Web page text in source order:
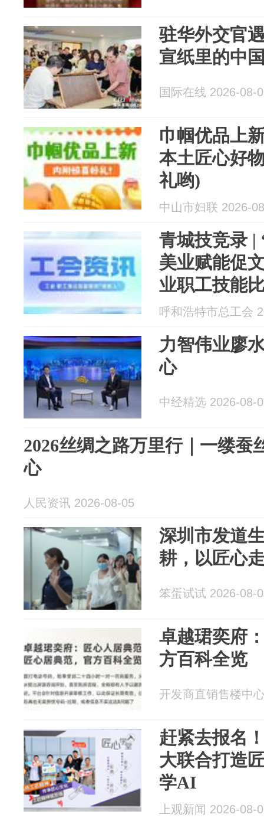
驻华外交官
宣纸里的中
国际在线 2026-08-
巾帼优品上
本土匠心好
礼哟)
中山市妇联 2026-
青城技竞录 |
美业赋能促
业职工技能
动能
呼和浩特市总工会
力智伟业廖
心
中经精选 2026-08-
2026丝绸之路万里行｜一缕蚕
心
人民资讯 2026-08-05
深圳市发道
耕，以匠心
笨蛋试试 2026-08-
卓越珺奕府
方百科全览
开发商直销售楼中
赶紧去报名
大联合打造
学AI
上观新闻 2026-08-